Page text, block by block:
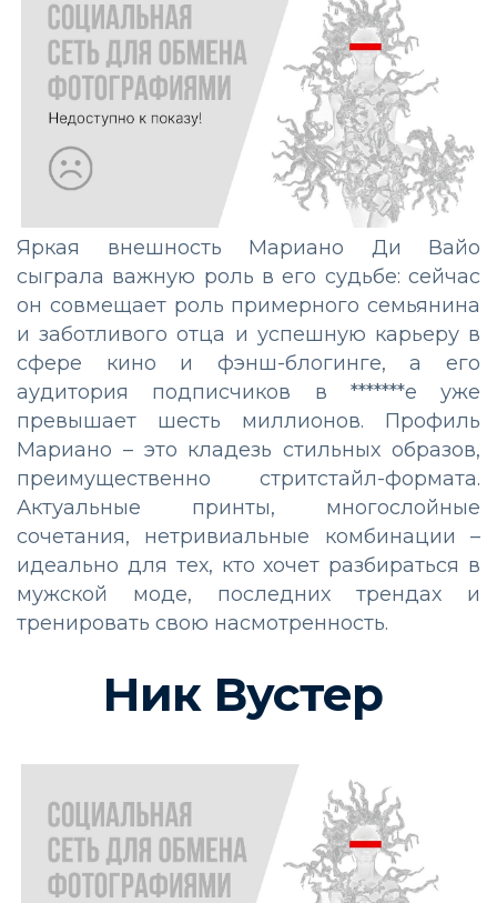
Яркая внешность Мариано Ди Вайо
сыграла важную роль в его судьбе: сейчас
он совмещает роль примерного семьянина
и заботливого отца и успешную карьеру в
сфере кино и фэнш-блогинге, а его
аудитория подписчиков в *******е уже
превышает шесть миллионов. Профиль
Мариано – это кладезь стильных образов,
преимущественно стритстайл-формата.
Актуальные принты, многослойные
сочетания, нетривиальные комбинации –
идеально для тех, кто хочет разбираться в
мужской моде, последних трендах и
тренировать свою насмотренность.
Ник Вустер